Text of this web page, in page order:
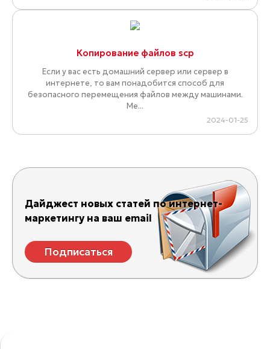
Копирование файлов scp
Если у вас есть домашний сервер или сервер в
интернете, то вам понадобится способ для
безопасного перемещения файлов между машинами.
Ме...
2024-01-25
Дайджест новых статей по интернет-
маркетингу на ваш email
Подписаться